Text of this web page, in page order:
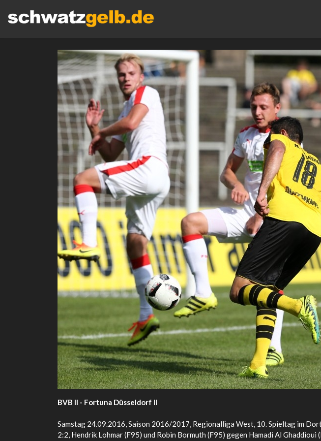
BVB II - Fortuna Düsseldorf II
Samstag 24.09.2016, Saison 2016/2017, Regionalliga West, 10. Spieltag im
2:2, Hendrik Lohmar (F95) und Robin Bormuth (F95) gegen Hamadi Al Ghaddioui